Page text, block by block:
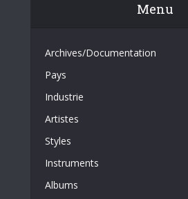
Menu
Archives/Documentation
Pays
Industrie
Artistes
Styles
Instruments
Albums